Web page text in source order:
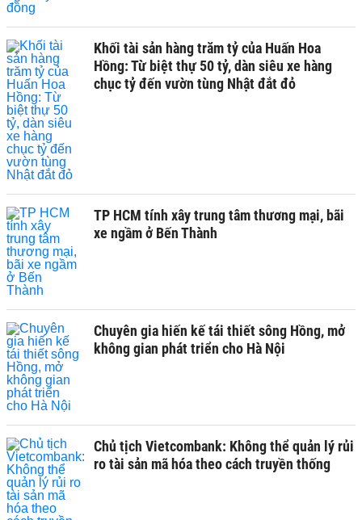
Khối tài sản hàng trăm tỷ của Huấn Hoa
Hồng: Từ biệt thự 50 tỷ, dàn siêu xe hàng
chục tỷ đến vườn tùng Nhật đắt đỏ
TP HCM tính xây trung tâm thương mại, bãi
xe ngầm ở Bến Thành
Chuyên gia hiến kế tái thiết sông Hồng, mở
không gian phát triển cho Hà Nội
Chủ tịch Vietcombank: Không thể quản lý rủi
ro tài sản mã hóa theo cách truyền thống